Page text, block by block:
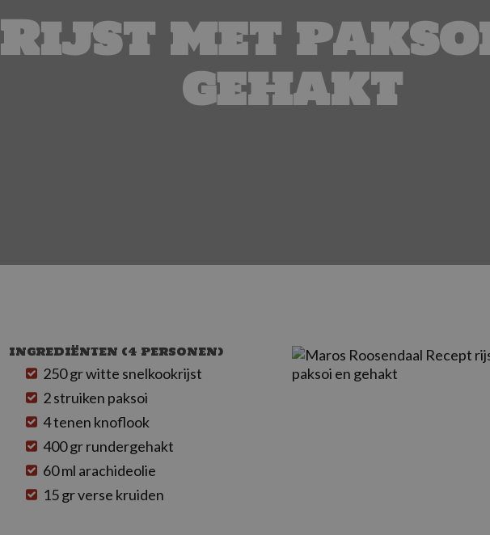
Rijst met
gehakt
INGREDIËNTEN (4 PERSONEN)
250 gr witte snelkookrijst
2 struiken paksoi
4 tenen knoflook
400 gr rundergehakt
60 ml arachideolie
15 gr verse kruiden